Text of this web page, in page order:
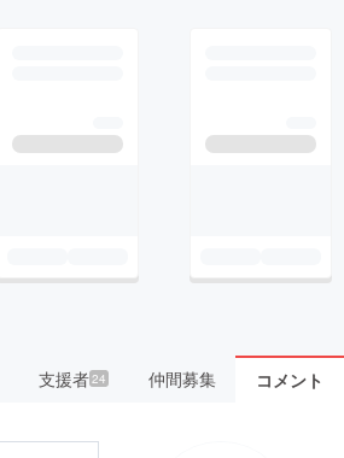
支援者24 仲間募集 コメント